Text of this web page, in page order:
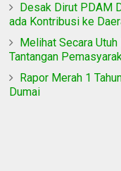
Desak Dirut PDAM
ada Kontribusi ke
Melihat Secara
Tantangan
Rapor Merah 1
Dumai